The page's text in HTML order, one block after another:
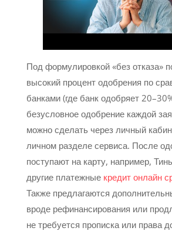
Под формулировкой «без отказа»
высокий процент одобрения по
банками (где банк одобряет
безусловное одобрение каждой
можно сделать через личный
личном разделе сервиса. После
поступают на карту, например,
другие платежные кредит онлайн
Также предлагаются
вроде рефинансирования или
не требуется прописка или права